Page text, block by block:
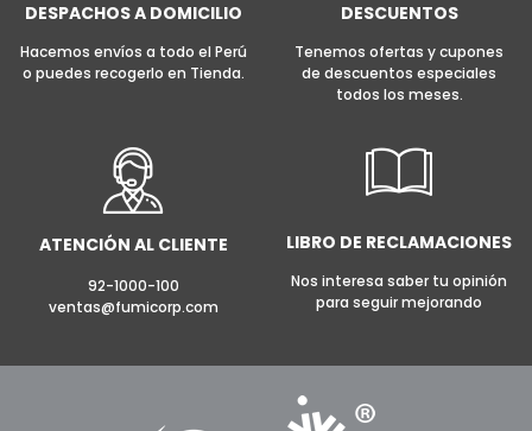
DESPACHOS A DOMICILIO
Hacemos envíos a todo el Perú
o puedes recogerlo en Tienda.
DESCUENTOS
Tenemos ofertas y cupones
de descuentos especiales
todos los meses.
ATENCIÓN AL CLIENTE
92-1000-100
ventas@fumicorp.com
LIBRO DE RECLAMACIONES
Nos interesa saber tu opinión
para seguir mejorando